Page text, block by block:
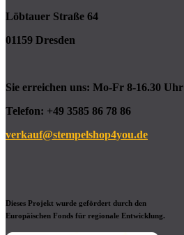
Löbtauer Straße 64
01159 Dresden
Sie erreichen uns: Mo-Fr 8-16.30 Uhr
Telefon: +49 3585 86 78 86
verkauf@stempelshop4you.de
Dieses Projekt wurde gefördert durch den
Europäischen Fonds für regionale Entwicklung.